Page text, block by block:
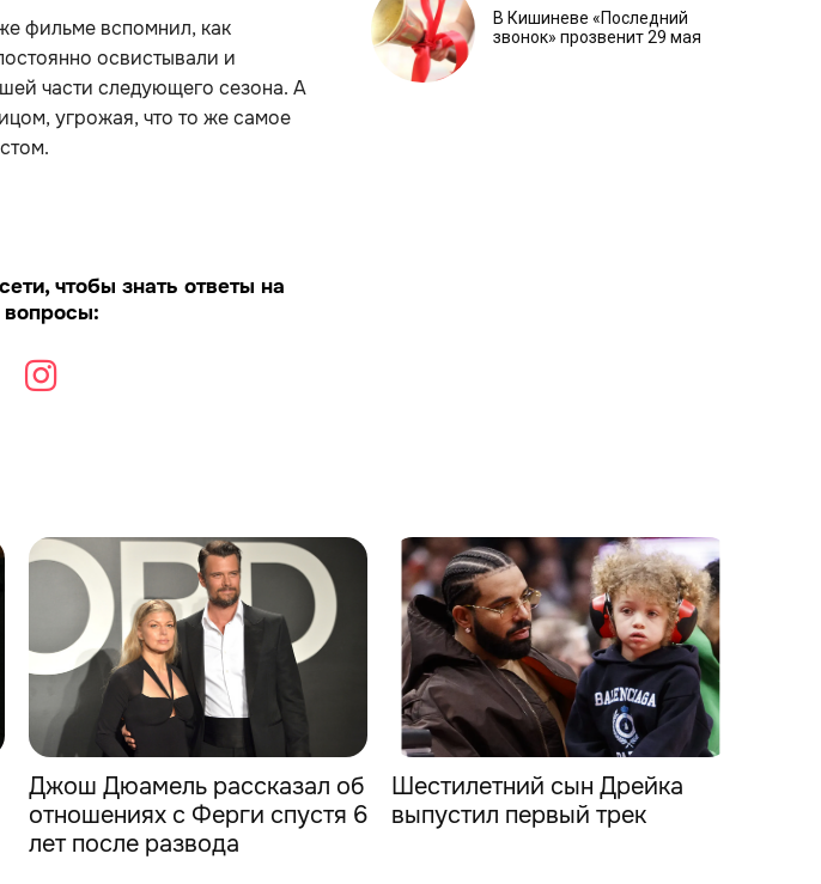
фильме вспомнил, как
освистывали и
части следующего сезона. А
угрожая, что то же самое
чтобы знать ответы на
вопросы:
В Кишиневе «Последний
звонок» прозвенит 29 мая
Джош Дюамель рассказал об
отношениях с Ферги спустя 6
лет после развода
Шестилетний сын Дрейка
выпустил первый трек